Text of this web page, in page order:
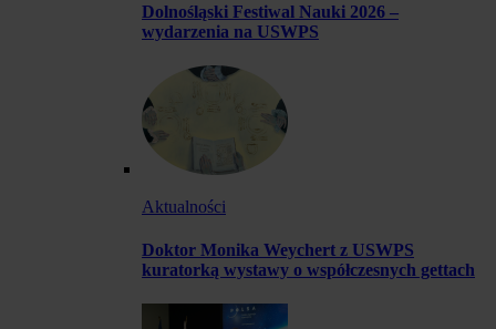
Dolnośląski Festiwal Nauki 2026 –
wydarzenia na USWPS
Aktualności
Doktor Monika Weychert z USWPS
kuratorką wystawy o współczesnych gettach